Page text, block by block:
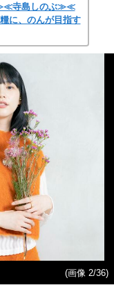
寺島しのぶ≫≪
に、のんが目指す
(画像 2/36)